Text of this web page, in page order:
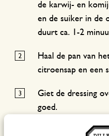
de karwij- en
en de suiker in de
duurt ca. 1-2
Haal de pan van
citroensap en een
Giet de dressing
goed.
Voeg de gehakte